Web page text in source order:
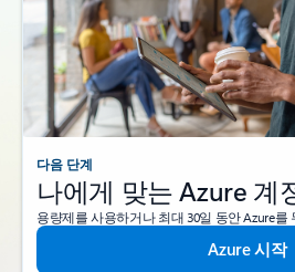
다음 단계
나에게 맞는 Azure 계
용량제를 사용하거나 최대 30일 동안 Azure를
Azure 시작